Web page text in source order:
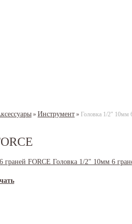
» Инструмент » Головка 1/2" 10мм